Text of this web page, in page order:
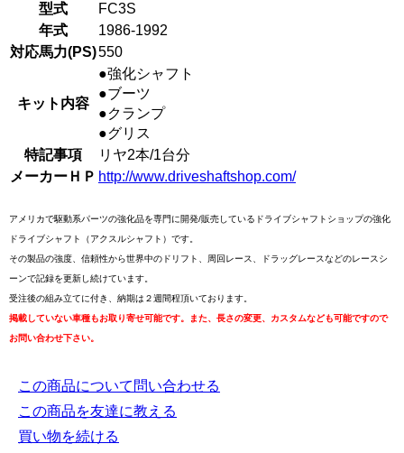
型式
FC3S
年式
1986-1992
対応馬力(PS)550
キット内容
●強化シャフト
●ブーツ
●クランプ
●グリス
特記事項
リヤ2本/1台分
メーカーＨＰ http://www.driveshaftshop.com/
アメリカで駆動系パーツの強化品を専門に開発/販売しているドライブシャフトショップの強化
ドライブシャフト（アクスルシャフト）です。
その製品の強度、信頼性から世界中のドリフト、周回レース、ドラッグレースなどのレースシ
ーンで記録を更新し続けています。
受注後の組み立てに付き、納期は２週間程頂いております。
掲載していない車種もお取り寄せ可能です。また、長さの変更、カスタムなども可能ですので
お問い合わせ下さい。
この商品について問い合わせる
この商品を友達に教える
買い物を続ける